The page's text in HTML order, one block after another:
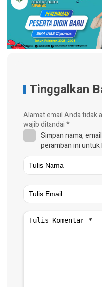
Tinggalkan
Alamat email Anda tidak
wajib ditandai*
Simpan nama,
peramban ini untuk